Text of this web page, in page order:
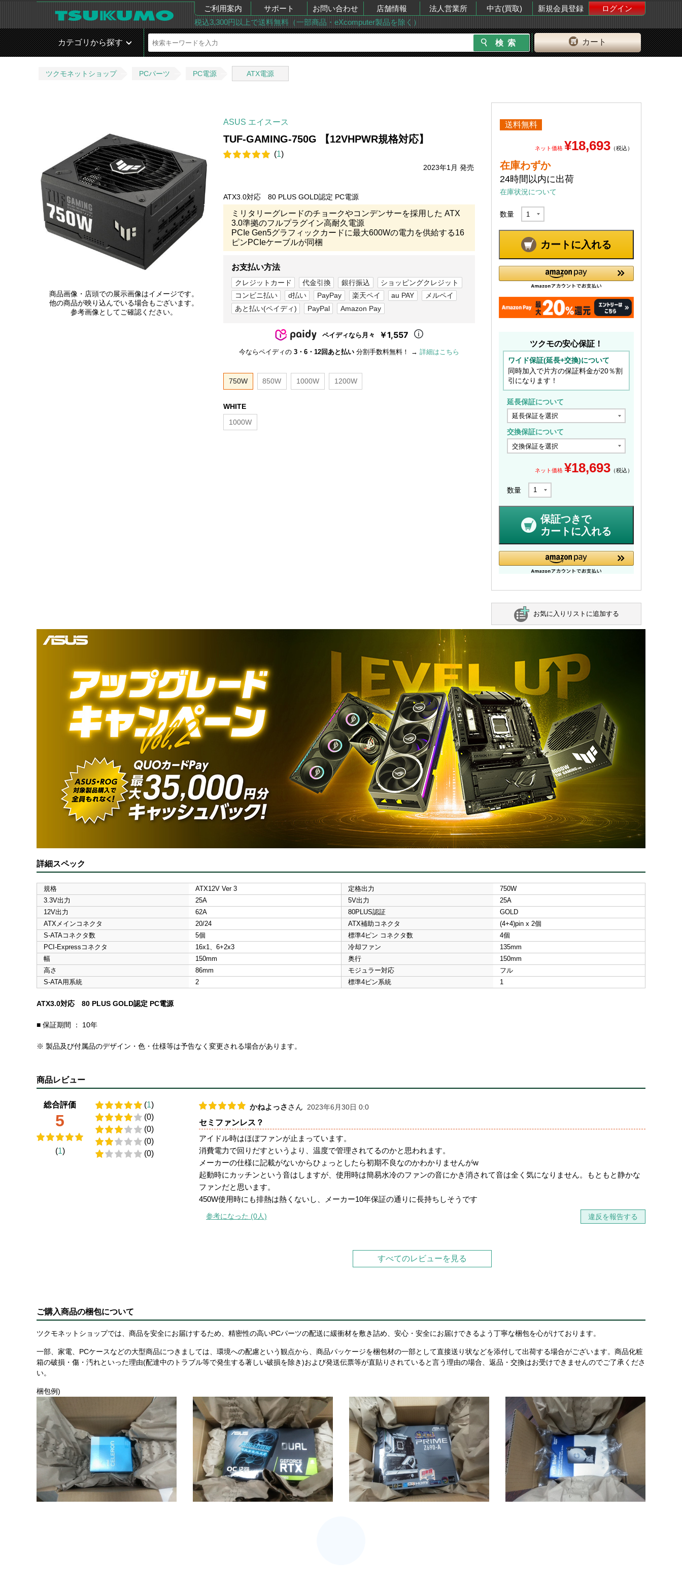
ご利用案内 サポート お問い合わせ 店舗情報 法人営業所 中古(買取) 新規会員登録
ログイン
税込3,300円以上で送料無料（一部商品・eXcomputer製品を除く）
カート
カテゴリから探す
ツクモネットショップ PCパーツ PC電源 ATX電源
商品画像・店頭での展示画像はイメージです。
他の商品が映り込んでいる場合もございます。
参考画像としてご確認ください。
ASUS エイスース
TUF-GAMING-750G 【12VHPWR規格対応】
(1)
2023年1月 発売
ATX3.0対応 80 PLUS GOLD認定 PC電源
ミリタリーグレードのチョークやコンデンサーを採用した ATX
3.0準拠のフルプラグイン高耐久電源
PCIe Gen5グラフィックカードに最大600Wの電力を供給する16
ピンPCIeケーブルが同梱
お支払い方法
クレジットカード 代金引換 銀行振込
ショッピングクレジット
コンビニ払い
d払い PayPay 楽天ペイ au PAY
メルペイ
あと払い(ペイディ)
PayPal Amazon Pay
ペイディなら月々 ￥1,557
今ならペイディの 3・6・12回あと払い 分割手数料無料！ → 詳細はこちら
750W 850W 1000W 1200W
WHITE
1000W
送料無料
ネット価格 ¥18,693 （税込）
在庫わずか
24時間以内に出荷
在庫状況について
数量
カートに入れる
ツクモの安心保証！
ワイド保証(延長+交換)について
同時加入で片方の保証料金が20％割
引になります！
延長保証について
交換保証について
ネット価格 ¥18,693 （税込）
数量
保証つきで
カートに入れる
お気に入りリストに追加する
詳細スペック
規格 ATX12V Ver 3 定格出力
750W
3.3V出力
25A 5V出力
25A
12V出力
62A 80PLUS認証
GOLD
ATXメインコネクタ
20/24 ATX補助コネクタ
(4+4)pin x 2個
S-ATAコネクタ数
5個 標準4ピン コネクタ数
4個
PCI-Expressコネクタ
16x1、6+2x3 冷却ファン
135mm
幅
150mm 奥行
150mm
高さ
86mm モジュラー対応
フル
S-ATA用系統
2 標準4ピン系統 1
ATX3.0対応 80 PLUS GOLD認定 PC電源
■ 保証期間 ： 10年
※ 製品及び付属品のデザイン・色・仕様等は予告なく変更される場合があります。
商品レビュー
総合評価
5
(1)
(1)
(0)
(0)
(0)
(0)
かねよっさ さん 2023年6月30日 0:0
セミファンレス？
アイドル時はほぼファンが止まっています。
消費電力で回りだすというより、温度で管理されてるのかと思われます。
メーカーの仕様に記載がないからひょっとしたら初期不良なのかわかりませんがw
起動時にカッチンという音はしますが、使用時は簡易水冷のファンの音にかき消されて音は全く気になりません。もともと静かな
ファンだと思います。
450W使用時にも排熱は熱くないし、メーカー10年保証の通りに長持ちしそうです
参考になった (0人) 違反を報告する
すべてのレビューを見る
ご購入商品の梱包について
ツクモネットショップでは、商品を安全にお届けするため、精密性の高いPCパーツの配送に緩衝材を敷き詰め、安心・安全にお届けできるよう丁寧な梱包を心がけております。
一部、家電、PCケースなどの大型商品につきましては、環境への配慮という観点から、商品パッケージを梱包材の一部として直接送り状などを添付して出荷する場合がございます。商品化粧
箱の破損・傷・汚れといった理由(配達中のトラブル等で発生する著しい破損を除き)および発送伝票等が直貼りされていると言う理由の場合、返品・交換はお受けできませんのでご了承くださ
い。
梱包例)